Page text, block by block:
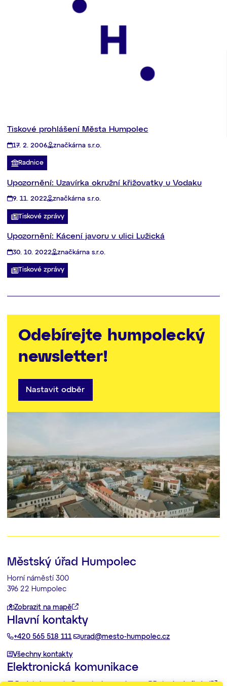
Tiskové prohlášení Města Humpolec
17. 2. 2006 značkárna s.r.o.
Radnice
Upozornění: Uzavírka okružní křižovatky u Vodaku
9. 11. 2022 značkárna s.r.o.
Tiskové zprávy
Upozornění: Kácení javoru v ulici Lužická
30. 10. 2022 značkárna s.r.o.
Tiskové zprávy
Odebírejte humpolecký
newsletter!
Nastavit odběr
Městský úřad Humpolec
Horní náměstí 300
396 22 Humpolec
Zobrazit na mapě
Hlavní kontakty
+420 565 518 111 urad@mesto-humpolec.cz
Všechny kontakty
Elektronická komunikace